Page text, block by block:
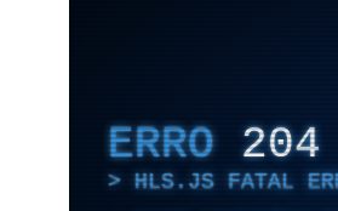
ERRO 204
HLS.JS FATAL